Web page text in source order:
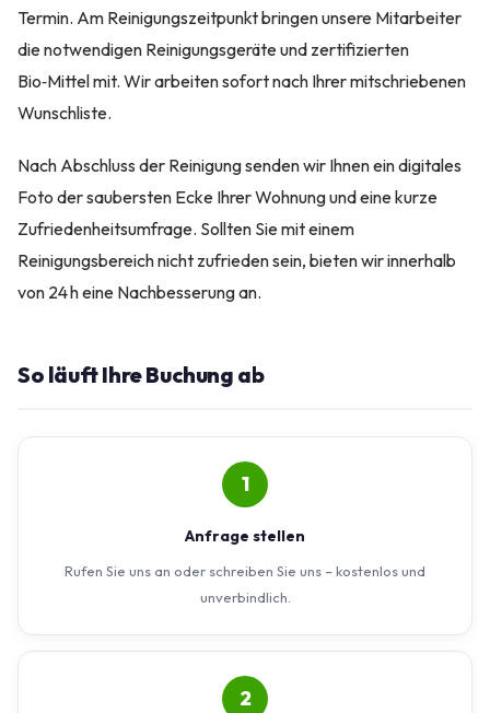
Termin. Am Reinigungszeitpunkt bringen unsere Mitarbeiter
die notwendigen Reinigungsgeräte und zertifizierten
Bio‑Mittel mit. Wir arbeiten sofort nach Ihrer mitschriebenen
Wunschliste.
Nach Abschluss der Reinigung senden wir Ihnen ein digitales
Foto der saubersten Ecke Ihrer Wohnung und eine kurze
Zufriedenheitsumfrage. Sollten Sie mit einem
Reinigungsbereich nicht zufrieden sein, bieten wir innerhalb
von 24 h eine Nachbesserung an.
So läuft Ihre Buchung ab
1
Anfrage stellen
Rufen Sie uns an oder schreiben Sie uns – kostenlos und
unverbindlich.
2